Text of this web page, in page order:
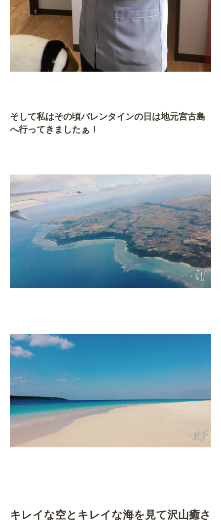
そして私はその頃バレンタインの日は地元宮古島
へ行ってきましたぁ！
キレイな空とキレイな海を見て沢山癒さ